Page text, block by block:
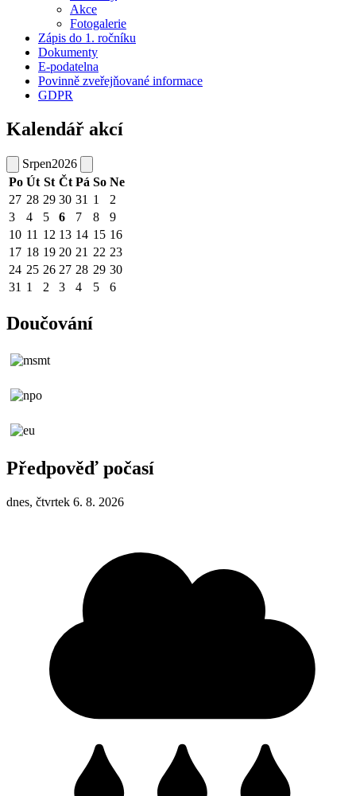
Akce
Fotogalerie
Zápis do 1. ročníku
Dokumenty
E-podatelna
Povinně zveřejňované informace
GDPR
Kalendář akcí
Srpen2026
Po Út St Čt Pá So Ne
27 28 29 30 31 1
2
3
4 5 6 7 8
9
10 11 12 13 14 15 16
17 18 19 20 21 22 23
24 25 26 27 28 29 30
31 1 2 3 4 5 6
Doučování
Předpověď počasí
dnes, čtvrtek 6. 8. 2026